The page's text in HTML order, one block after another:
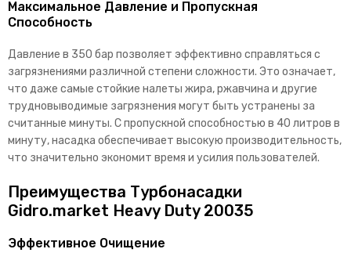
Максимальное Давление и Пропускная
Способность
Давление в 350 бар позволяет эффективно справляться с
загрязнениями различной степени сложности. Это означает,
что даже самые стойкие налеты жира, ржавчина и другие
трудновыводимые загрязнения могут быть устранены за
считанные минуты. С пропускной способностью в 40 литров в
минуту, насадка обеспечивает высокую производительность,
что значительно экономит время и усилия пользователей.
Преимущества Турбонасадки
Gidro.market Heavy Duty 20035
Эффективное Очищение